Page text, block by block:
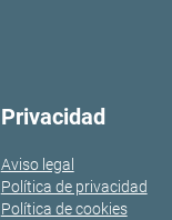
Privacidad
Aviso legal
Política de privacidad
Política de cookies